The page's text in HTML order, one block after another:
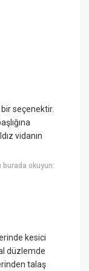
bir seçenektir.
vidanın
burada okuyun:
kesici
düzlemde
talaş